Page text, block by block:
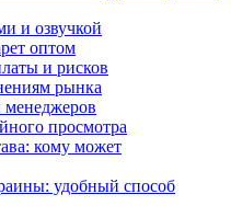
и озвучкой
оптом
и рисков
рынка
менеджеров
просмотра
кому может
удобный способ